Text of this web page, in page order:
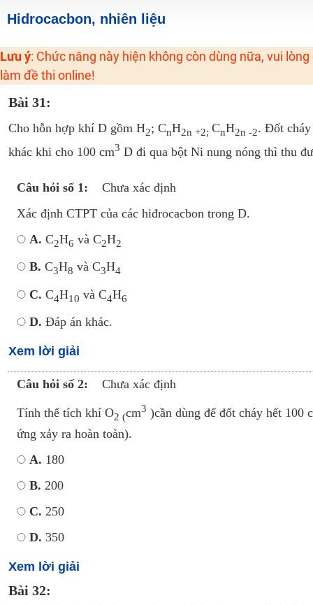
2K6! Lộ Trình Sun 2024 - Ba bước luyện thi TN THPT - ĐH ít nhất 25 điểm
Khuyến Mãi Khoá Học 1K Chỉ Từ 11-13/09/2024
Đồng giá khóa học 499K - 399K (13/11-15/11)
Khai giảng các khóa lớp 9 Toán - Lý - Hóa - Văn - Anh năm 2018
Khai giảng khóa Ngữ văn 7 - xây nền vững chắc cho tương lai!
Luyện thi vào lớp 10 môn Toán, Văn, Hóa, Anh, Lý với giáo viên giỏi và nổi
Hidrocacbon, nhiên liệu
Lưu ý: Chức năng này hiện không còn dùng nữa, vui
làm đề thi online!
Bài 31:
Cho hỗn hợp khí D gồm H2; CnH2n +2; CnH2n -2. Đốt cháy
khác khi cho 100 cm3 D đi qua bột Ni nung nóng thì thu
Câu hỏi số 1:
Chưa xác định
Xác định CTPT của các hiđrocacbon trong D.
A. C2H6 và C2H2
B. C3H8 và C3H4
C. C4H10 và C4H6
D. Đáp án khác.
Xem lời giải
Câu hỏi số 2: Chưa xác định
Tính thể tích khí O2 (cm3 )cần dùng để đốt cháy hết 100
ứng xảy ra hoàn toàn).
A. 180
B. 200
C. 250
D. 350
Xem lời giải
Bài 32: